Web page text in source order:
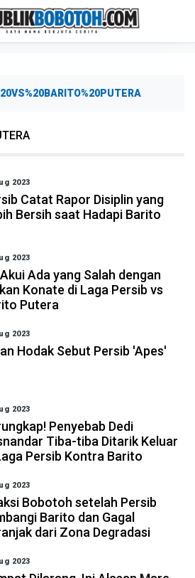
2023
Catat Rapor Disiplin yang
Bersih saat Hadapi Barito
2023
Akui Ada yang Salah dengan
Konate di Laga Persib vs
Putera
2023
Hodak Sebut Persib 'Apes'
2023
Penyebab Dedi
Tiba-tiba Ditarik Keluar
Persib Kontra Barito
2023
Bobotoh setelah Persib
Barito dan Gagal
dari Zona Degradasi
2023